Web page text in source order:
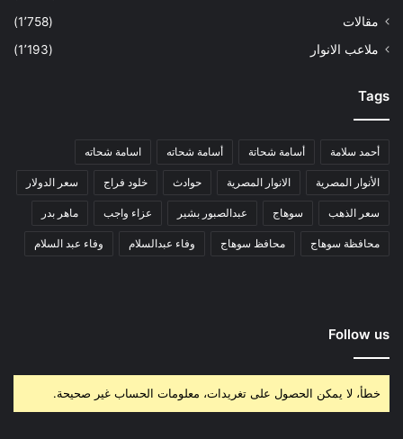
مقالات
(1٬758)
ملاعب الانوار
(1٬193)
Tags
أحمد سلامة أسامة شحاتة أسامة شحاته اسامة شحاته
الأنوار المصرية الانوار المصرية حوادث خلود فراج سعر الدولار
سعر الذهب سوهاج عبدالصبور بشير عزاء واجب ماهر بدر
محافظة سوهاج محافظ سوهاج وفاء عبدالسلام وفاء عبد السلام
Follow us
خطأ، لا يمكن الحصول على تغريدات، معلومات الحساب غير صحيحة.